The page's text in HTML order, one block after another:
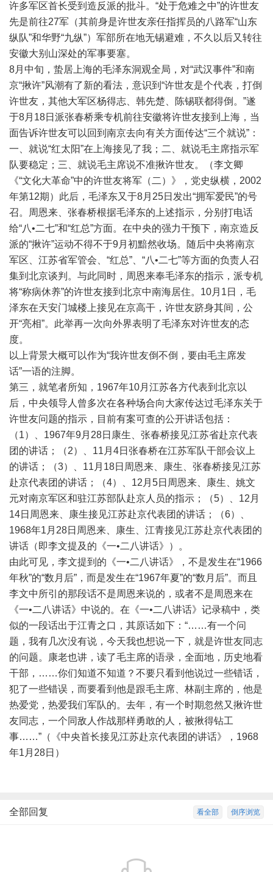
许多军区首长受到造反派的批斗。“处于危难之中”的许世友
先是前往27军（其前身是许世友亲任指挥员的八路军“山东
纵队”和华野“九纵”）军部所在地无锡避难，不久以后又转往
安徽大别山深处的军事要塞。
8月中旬，蛰居上海的毛泽东洞观全局，对“武汉事件”和南
京“揪许”风潮有了新的看法，意识到“许世友是个代表，打倒
许世友，其他大军区杨得志、韩先楚、陈锡联都得倒。”遂
于8月18日派张春桥乘专机前往安徽将许世友接到上海，当
面告诉许世友可以回到南京去向有关方面传达“三个就说”：
一、就说“红太阳”在上海接见了我；二、就说毛主席指示军
队要稳定；三、就说毛主席说不准揪许世友。（李文卿
《“文化大革命”中的许世友将军（二）》，党史纵横，2002
年第12期）此后，毛泽东又于8月25日发出“拥军爱民”的号
召。周恩来、张春桥根据毛泽东的上述指示，分别打电话
给“八•二七”和“红总”方面。在中央的强力干预下，南京造反
派的“揪许”运动不得不于9月初黯然收场。随后中央将南京
军区、江苏省军管会、“红总”、“八•二七”等方面的负责人召
集到北京谈判。与此同时，周恩来奉毛泽东的指示，派专机
将“称病休养”的许世友接到北京中南海居住。10月1日，毛
泽东在天安门城楼上接见在京高干，许世友跻身其间，公
开“亮相”。此举再一次向外界表明了毛泽东对许世友的态
度。
以上背景大概可以作为“我许世友倒不倒，要由毛主席发
话”一语的注脚。
第三，就笔者所知，1967年10月江苏各方代表到北京以
后，中央领导人曾多次在各种场合向大家传达过毛泽东关于
许世友问题的指示，目前有案可查的公开讲话包括：
（1）、1967年9月28日康生、张春桥接见江苏省赴京代表
团的讲话；（2）、11月4日张春桥在江苏军队干部会议上
的讲话；（3）、11月18日周恩来、康生、张春桥接见江苏
赴京代表团的讲话；（4）、12月5日周恩来、康生、姚文
元对南京军区和驻江苏部队赴京人员的指示；（5）、12月
14日周恩来、康生接见江苏赴京代表团的讲话；（6）、
1968年1月28日周恩来、康生、江青接见江苏赴京代表团的
讲话（即李文提及的《一•二八讲话》）。
由此可见，李文提到的《一•二八讲话》，不是发生在“1966
年秋”的“数月后”，而是发生在“1967年夏”的“数月后”。而且
李文中所引的那段话不是周恩来说的，或者不是周恩来在
《一•二八讲话》中说的。在《一•二八讲话》记录稿中，类
似的一段话出于江青之口，其原话如下：“……有一个问
题，我有几次没有说，今天我也想说一下，就是许世友同志
的问题。康老也讲，读了毛主席的语录，全面地，历史地看
干部，……你们知道不知道？不要只看到他说过一些错话，
犯了一些错误，而要看到他是跟毛主席、林副主席的，他是
热爱党，热爱我们军队的。去年，有一个时期忽然又揪许世
友同志，一个同敌人作战那样勇敢的人，被揪得钻工
事……”（《中央首长接见江苏赴京代表团的讲话》，1968
年1月28日）
倒序浏览
看全部
全部回复